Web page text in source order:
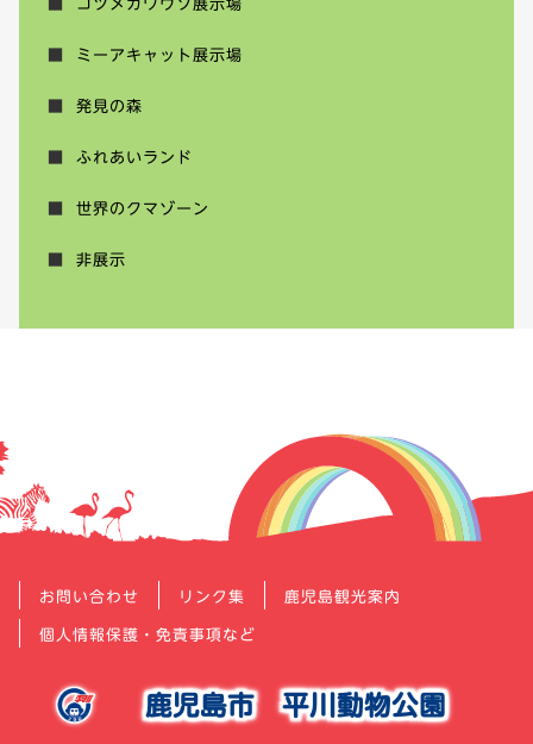
コツメカワウソ展示場
ミーアキャット展示場
発見の森
ふれあいランド
世界のクマゾーン
非展示
お問い合わせ リンク集 鹿児島観光案内
個人情報保護・免責事項など
鹿児島市平川動物公園